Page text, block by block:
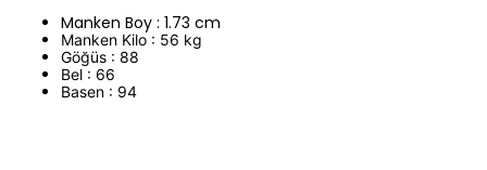
Manken Boy : 1.73 cm
Manken Kilo : 56 kg
Göğüs : 88
Bel : 66
Basen : 94